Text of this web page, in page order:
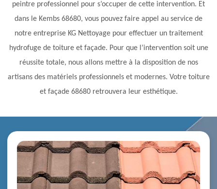
peintre professionnel pour s’occuper de cette intervention. Et
dans le Kembs 68680, vous pouvez faire appel au service de
notre entreprise KG Nettoyage pour effectuer un traitement
hydrofuge de toiture et façade. Pour que l’intervention soit une
réussite totale, nous allons mettre à la disposition de nos
artisans des matériels professionnels et modernes. Votre toiture
et façade 68680 retrouvera leur esthétique.